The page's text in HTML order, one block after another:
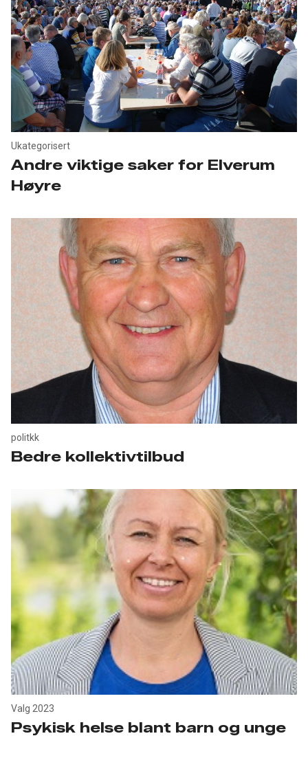
Ukategorisert
Andre viktige saker for Elverum
Høyre
politkk
Bedre kollektivtilbud
Valg 2023
Psykisk helse blant barn og unge